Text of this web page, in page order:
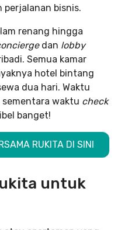
perjalanan bisnis.
renang hingga
dan lobby
Semua kamar
hotel bintang
dua hari. Waktu
waktu check
banget!
RUKITA DI SINI
untuk